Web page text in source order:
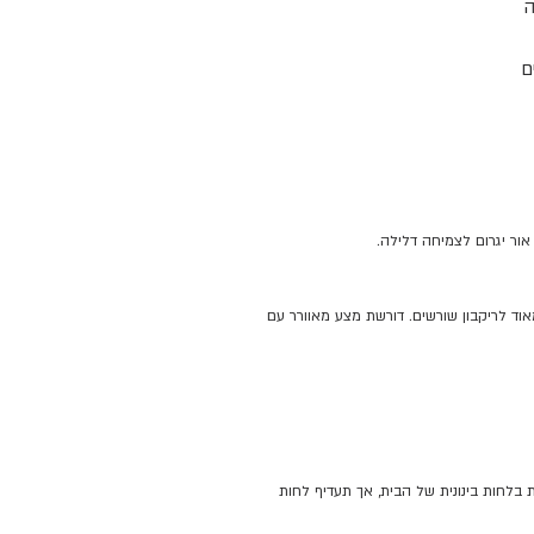
יגרום לצמיחה דלילה.
לריקבון שורשים. דורשת מצע מאוורר עם
מזרמי אוויר קרים. מסתדרת בלחות בינונית של הבית, אך תעדיף לחות